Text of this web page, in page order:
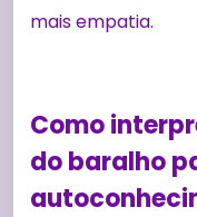
mais empatia.
Como
do baralho